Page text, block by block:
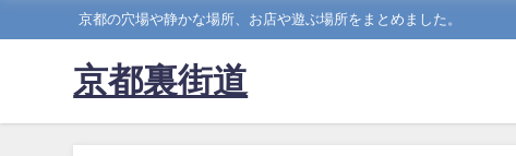
京都の穴場や静かな場所、お店や遊ぶ場所をまとめました。
京都裏街道